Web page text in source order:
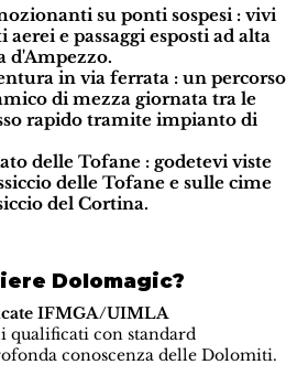
su ponti sospesi: vivi
e passaggi esposti ad alta
d'Ampezzo.
in via ferrata: un percorso
di mezza giornata tra le
rapido tramite impianto di
delle Tofane: godetevi viste
delle Tofane e sulle cime
del Cortina.
Dolomagic?
IFMGA/UIMLA
qualificati con standard
conoscenza delle Dolomiti.